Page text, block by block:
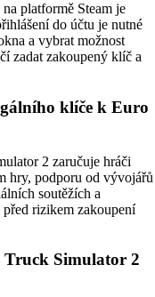
platformě Steam je
do účtu je nutné
a vybrat možnost
zadat zakoupený klíč a
klíče k Euro
2 zaručuje hráči
hry, podporu od vývojářů
soutěžích a
před rizikem zakoupení
Simulator 2